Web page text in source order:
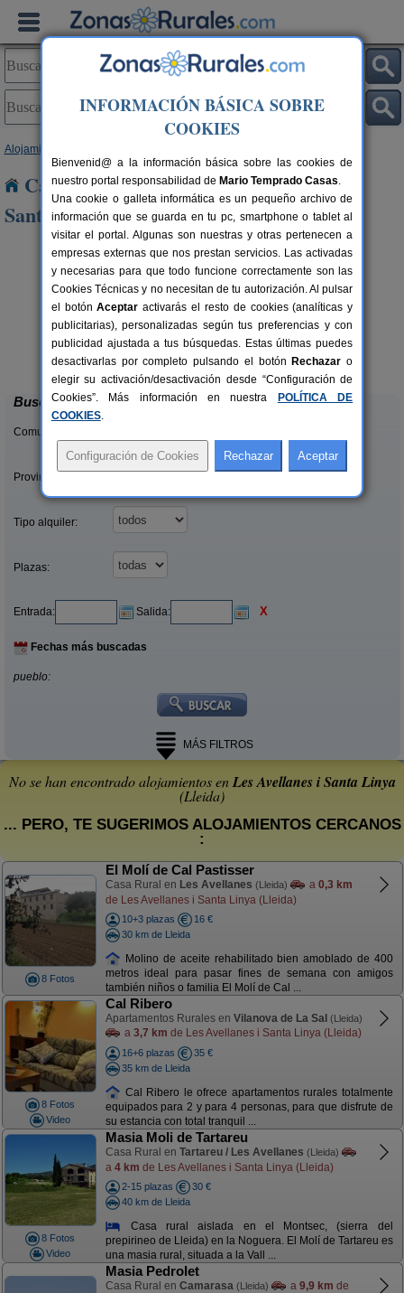
Alojamientos
Casas Rurales cerca de Les Avellanes i
Santa Linya
22+2 pers.
desde35 €
Masia Mas d´en Bosch
La Baronia de Rialb (Lleida)
Buscar
Comunidades:
Provincias/Islas:
Tipo alquiler:
Plazas:
Entrada: Salida: X
Fechas más buscadas
pueblo:
MÁS FILTROS
No se han encontrado alojamientos enLes Avellanes i Santa Linya
(Lleida)
... PERO, TE SUGERIMOS ALOJAMIENTOS CERCANOS
:
8 Fotos
El Molí de Cal Pastisser
Casa Rural en Les Avellanes (Lleida) a 0,3 km
de Les Avellanes i Santa Linya (Lleida)
10+3 plazas
16 €
30 km de Lleida
Molino de aceite rehabilitado bien amoblado de 400
metros ideal para pasar fines de semana con amigos
también niños o familia El Molí de Cal ...
8 Fotos
Video
Cal Ribero
Apartamentos Rurales en Vilanova de La Sal (Lleida)
a 3,7 km de Les Avellanes i Santa Linya (Lleida)
16+6 plazas
35 €
35 km de Lleida
Cal Ribero le ofrece apartamentos rurales totalmente
equipados para 2 y para 4 personas, para que disfrute de
su estancia con total tranquil ...
8 Fotos
Video
Masia Moli de Tartareu
Casa Rural en Tartareu / Les Avellanes (Lleida)
a 4 km de Les Avellanes i Santa Linya (Lleida)
2-15 plazas
30 €
40 km de Lleida
Casa rural aislada en el Montsec, (sierra del
prepirineo de Lleida) en la Noguera. El Molí de Tartareu es
una masia rural, situada a la Vall ...
Masia Pedrolet
Casa Rural en Camarasa (Lleida) a 9,9 km de
INFORMACIÓN BÁSICA SOBRE
COOKIES
Bienvenid@ a la información básica sobre las cookies de
nuestro portal responsabilidad de Mario Temprado Casas.
Una cookie o galleta informática es un pequeño archivo de
información que se guarda en tu pc, smartphone o tablet al
visitar el portal. Algunas son nuestras y otras pertenecen a
empresas externas que nos prestan servicios. Las activadas
y necesarias para que todo funcione correctamente son las
Cookies Técnicas y no necesitan de tu autorización. Al pulsar
el botónAceptar activarás el resto de cookies (analíticas y
publicitarias), personalizadas según tus preferencias y con
publicidad ajustada a tus búsquedas. Estas últimas puedes
desactivarlas por completo pulsando el botón Rechazar o
elegir su activación/desactivación desde “Configuración de
Cookies”. Más información en nuestra
POLÍTICA DE
COOKIES.